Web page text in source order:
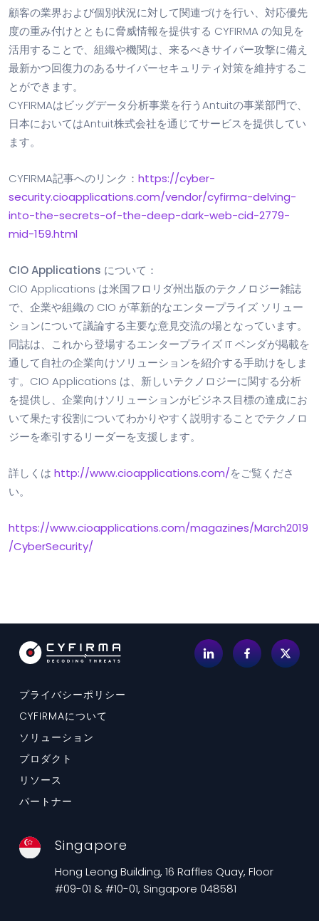
顧客の業界および個別状況に対して関連づけを行い、対応優先
度の重み付けとともに脅威情報を提供する CYFIRMA の知見を
活用することで、組織や機関は、来るべきサイバー攻撃に備え
最新かつ回復力のあるサイバーセキュリティ対策を維持するこ
とができます。
CYFIRMAはビッグデータ分析事業を行うAntuitの事業部門で、
日本においてはAntuit株式会社を通じてサービスを提供してい
ます。
CYFIRMA記事へのリンク： https://cyber-
security.cioapplications.com/vendor/cyfirma-delving-
into-the-secrets-of-the-deep-dark-web-cid-2779-
mid-159.html
CIO Applications について：
CIO Applications は米国フロリダ州出版のテクノロジー雑誌
で、企業や組織の CIO が革新的なエンタープライズ ソリュー
ションについて議論する主要な意見交流の場となっています。
同誌は、これから登場するエンタープライズ IT ベンダが掲載を
通して自社の企業向けソリューションを紹介する手助けをしま
す。CIO Applications は、新しいテクノロジーに関する分析
を提供し、企業向けソリューションがビジネス目標の達成にお
いて果たす役割についてわかりやすく説明することでテクノロ
ジーを牽引するリーダーを支援します。
詳しくは http://www.cioapplications.com/をご覧くださ
い。
https://www.cioapplications.com/magazines/March2019
/CyberSecurity/
プライバシーポリシー
CYFIRMAについて
ソリューション
プロダクト
リソース
パートナー
Singapore
Hong Leong Building, 16 Raffles Quay, Floor
#09-01 & #10-01, Singapore 048581